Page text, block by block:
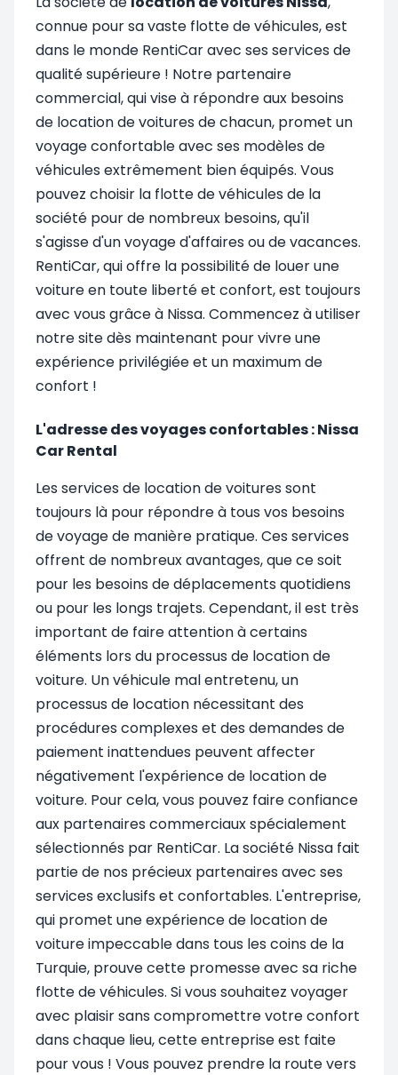
connue pour sa vaste flotte de véhicules, est
dans le monde RentiCar avec ses services de
qualité supérieure ! Notre partenaire
commercial, qui vise à répondre aux besoins
de location de voitures de chacun, promet un
voyage confortable avec ses modèles de
véhicules extrêmement bien équipés. Vous
pouvez choisir la flotte de véhicules de la
société pour de nombreux besoins, qu'il
s'agisse d'un voyage d'affaires ou de vacances.
RentiCar, qui offre la possibilité de louer une
voiture en toute liberté et confort, est toujours
avec vous grâce à Nissa. Commencez à utiliser
notre site dès maintenant pour vivre une
expérience privilégiée et un maximum de
confort !
L'adresse des voyages confortables : Nissa
Car Rental
Les services de location de voitures sont
toujours là pour répondre à tous vos besoins
de voyage de manière pratique. Ces services
offrent de nombreux avantages, que ce soit
pour les besoins de déplacements quotidiens
ou pour les longs trajets. Cependant, il est très
important de faire attention à certains
éléments lors du processus de location de
voiture. Un véhicule mal entretenu, un
processus de location nécessitant des
procédures complexes et des demandes de
paiement inattendues peuvent affecter
négativement l'expérience de location de
voiture. Pour cela, vous pouvez faire confiance
aux partenaires commerciaux spécialement
sélectionnés par RentiCar. La société Nissa fait
partie de nos précieux partenaires avec ses
services exclusifs et confortables. L'entreprise,
qui promet une expérience de location de
voiture impeccable dans tous les coins de la
Turquie, prouve cette promesse avec sa riche
flotte de véhicules. Si vous souhaitez voyager
avec plaisir sans compromettre votre confort
dans chaque lieu, cette entreprise est faite
pour vous ! Vous pouvez prendre la route vers